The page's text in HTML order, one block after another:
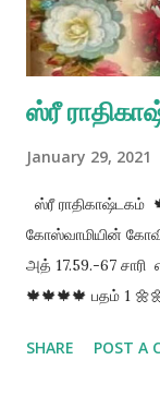
பௌதிக க்ரோதத்தை
-...
ஸ்ரீ
January 29, 2021
ஸ்ரீ ராதிகாஷ்டகம்
கோஸ்வாமியின்
அத் 17.59.-67 சாரி
🍁🍁🍁🍁 பதம் 1
ஸூனு ஸர்வ
SHARE POST A